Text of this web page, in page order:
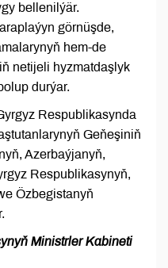
bellenilýär.
görnüşde,
hem-de
netijeli hyzmatdaşlyk
durýar.
Respublikasynda
Geňeşiniň
Azerbaýjanyň,
Respublikasynyň,
Özbegistanyň
Ministrler Kabineti